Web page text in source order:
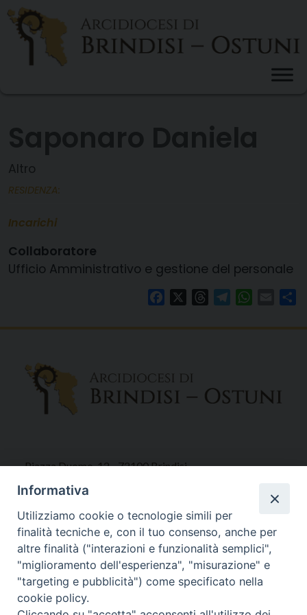
Skip
content
Altro
RESIDENZA:
Incarichi
Collaboratore
Ufficio Amministrativo e gestione del personale
FacebookThreadsTelegram Email
Piazza Duomo, 12 - 72100 Brindisi
Tel 0831.521958
Fax 0831.528315
Orari Curia
Mar. / Mer. / Giov. ore 9 - 13
nei mesi estivi solo Martedì ore 9 - 13
Informativa
Utilizziamo cookie o tecnologie simili per
finalità tecniche e, con il tuo consenso, anche per
altre finalità ("interazioni e funzionalità semplici",
"miglioramento dell'esperienza", "misurazione" e
"targeting e pubblicità") come specificato nella
cookie policy.